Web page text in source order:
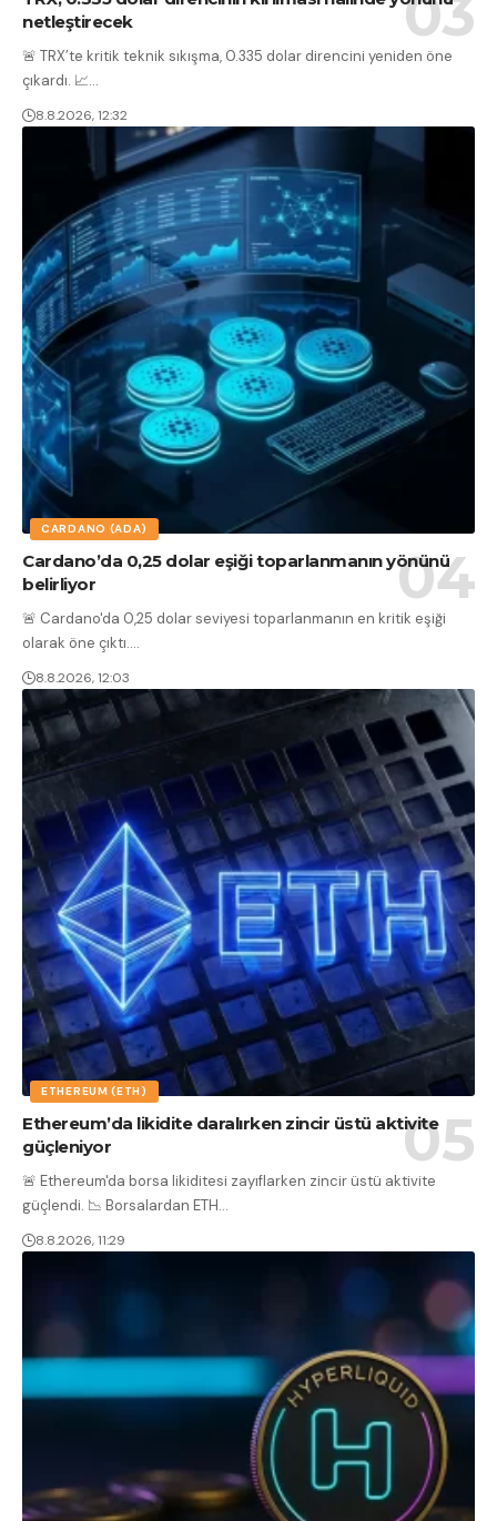
netleştirecek
🚨 TRX’te kritik teknik sıkışma, 0.335 dolar direncini yeniden öne
çıkardı. 📈…
8.8.2026, 12:32
CARDANO (ADA)
Cardano’da 0,25 dolar eşiği toparlanmanın yönünü
belirliyor
🚨 Cardano'da 0,25 dolar seviyesi toparlanmanın en kritik eşiği
olarak öne çıktı.…
8.8.2026, 12:03
ETHEREUM (ETH)
Ethereum’da likidite daralırken zincir üstü aktivite
güçleniyor
🚨 Ethereum'da borsa likiditesi zayıflarken zincir üstü aktivite
güçlendi. 📉 Borsalardan ETH…
8.8.2026, 11:29